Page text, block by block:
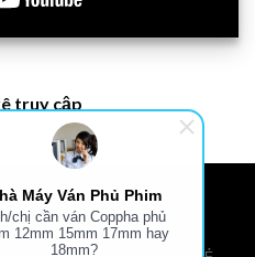
truy cập
PHIM, VÁN COPPHA
Máy Ván Phủ Phim
chị cần ván Coppha phủ
12mm 15mm 17mm hay
18mm?